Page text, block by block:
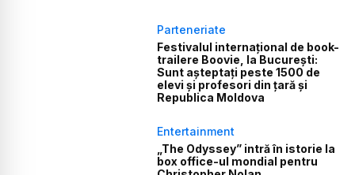
Parteneriate
Festivalul internațional de book-
trailere Boovie, la București:
Sunt așteptați peste 1500 de
elevi și profesori din țară și
Republica Moldova
Entertainment
„The Odyssey” intră în istorie la
box office-ul mondial pentru